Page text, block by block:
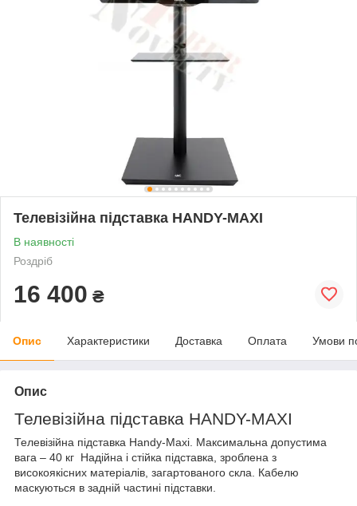
Телевізійна підставка HANDY-MAXI
В наявності
Роздріб
16 400 ₴
Опис Характеристики Доставка Оплата Умови
Опис
Телевізійна підставка HANDY-MAXI
Телевізійна підставка Handy-Maxi . Максимальна допустима
вага – 40 кг Надійна і стійка підставка, зроблена з
високоякісних матеріалів, загартованого скла. Кабелю
маскуються в задній частині підставки.